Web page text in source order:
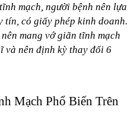
mạch, người bệnh nên lựa
tín, có giấy phép kinh doanh.
mang vớ giãn tĩnh mạch
và nên định kỳ thay đổi 6
Mạch Phổ Biến Trên